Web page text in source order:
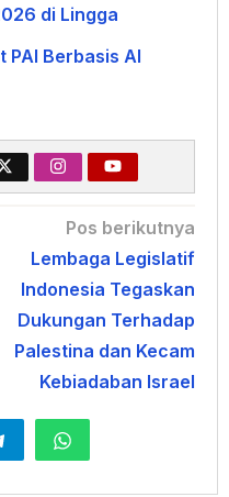
di Lingga
PAI Berbasis AI
Pos berikutnya
Lembaga Legislatif
Indonesia Tegaskan
Dukungan Terhadap
Palestina dan Kecam
Kebiadaban Israel